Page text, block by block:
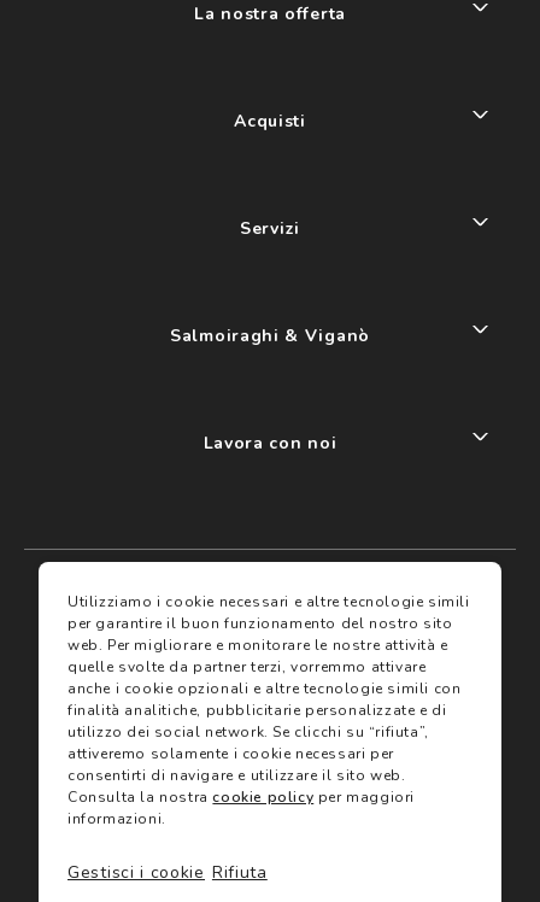
I miei preferiti
Assicurazioni
Servizi
Trova negozio
Gift Card
La nostra offerta
Acquisti
Servizi
Salmoiraghi & Viganò
Lavora con noi
Termini e condizioni
Termini di vendita
Avvertenze e informazioni di sicurezza sui prodotti
Informativa sulla Privacy
Utilizzo dei cookie
Utilizziamo i cookie necessari e altre tecnologie simili
per garantire il buon funzionamento del nostro sito
web. Per migliorare e monitorare le nostre attività e
quelle svolte da partner terzi, vorremmo attivare
anche i cookie opzionali e altre tecnologie simili con
finalità analitiche, pubblicitarie personalizzate e di
utilizzo dei social network. Se clicchi su “rifiuta”,
attiveremo solamente i cookie necessari per
consentirti di navigare e utilizzare il sito web.
Consulta la nostracookie policy per maggiori
informazioni.
Rifiuta
Gestisci i cookie